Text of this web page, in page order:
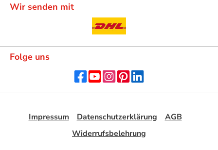
Wir senden mit
Folge uns
Impressum Datenschutzerklärung
AGB
Widerrufsbelehrung